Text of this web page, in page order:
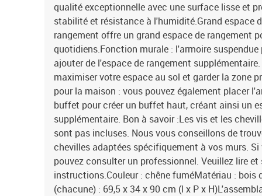
qualité exceptionnelle avec une surface lisse et
stabilité et résistance à l'humidité.Grand espace
rangement offre un grand espace de rangement
quotidiens.Fonction murale : l'armoire
ajouter de l'espace de rangement
maximiser votre espace au sol et garder la zone
pour la maison : vous pouvez également placer
buffet pour créer un buffet haut, créant ainsi un
supplémentaire. Bon à savoir :Les vis et les
sont pas incluses. Nous vous conseillons de
chevilles adaptées spécifiquement à vos murs. Si
pouvez consulter un professionnel. Veuillez lire
instructions.Couleur : chêne fuméMatériau : bois
(chacune) : 69,5 x 34 x 90 cm (l x P x